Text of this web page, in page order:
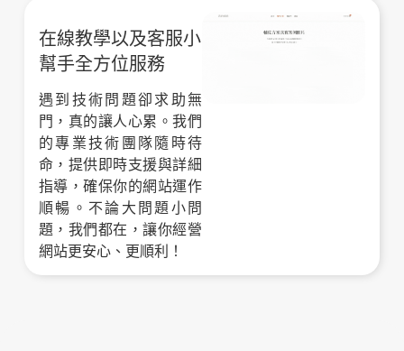
在線教學以及客服小
幫手全方位服務
遇到技術問題卻求助無
門，真的讓人心累。我們
的專業技術團隊隨時待
命，提供即時支援與詳細
指導，確保你的網站運作
順暢。不論大問題小問
題，我們都在，讓你經營
網站更安心、更順利！